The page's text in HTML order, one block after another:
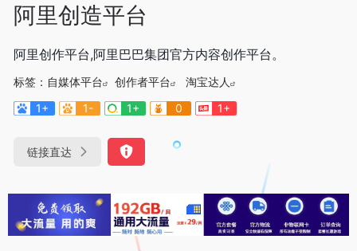
阿里创造平台
阿里创作平台,阿里巴巴集团官方内容创作平台。
标签： 自媒体平台 创作者平台
淘宝达人
1+
1- 1+ 0 1+
链接直达